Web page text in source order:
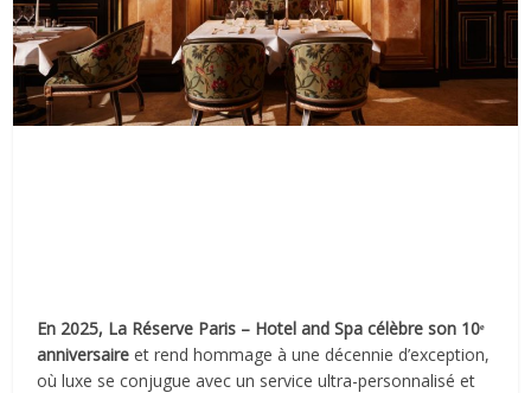
En 2025, La Réserve Paris – Hotel and Spa célèbre son 10ᵉ
anniversaire et rend hommage à une décennie d’exception,
où luxe se conjugue avec un service ultra-personnalisé et